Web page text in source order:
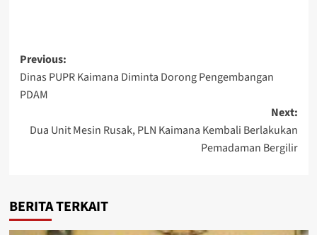
Post
navigation
Previous:
Dinas PUPR Kaimana Diminta Dorong Pengembangan
PDAM
Next:
Dua Unit Mesin Rusak, PLN Kaimana Kembali Berlakukan
Pemadaman Bergilir
BERITA TERKAIT